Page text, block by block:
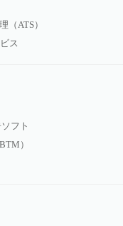
（ATS）
ス
フト
）